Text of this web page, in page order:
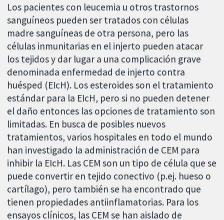
Los pacientes con leucemia u otros trastornos
sanguíneos pueden ser tratados con células
madre sanguíneas de otra persona, pero las
células inmunitarias en el injerto pueden atacar
los tejidos y dar lugar a una complicación grave
denominada enfermedad de injerto contra
huésped (EIcH). Los esteroides son el tratamiento
estándar para la EIcH, pero si no pueden detener
el daño entonces las opciones de tratamiento son
limitadas. En busca de posibles nuevos
tratamientos, varios hospitales en todo el mundo
han investigado la administración de CEM para
inhibir la EIcH. Las CEM son un tipo de célula que se
puede convertir en tejido conectivo (p.ej. hueso o
cartílago), pero también se ha encontrado que
tienen propiedades antiinflamatorias. Para los
ensayos clínicos, las CEM se han aislado de